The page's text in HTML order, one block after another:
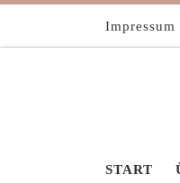
Zum Inhalt springen
Impressum
START